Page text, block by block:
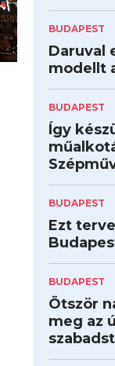
BUDAPEST
Daruval
modellt
BUDAPEST
Így
BUDAPEST
Ezt
BUDAPEST
Ötször
meg az